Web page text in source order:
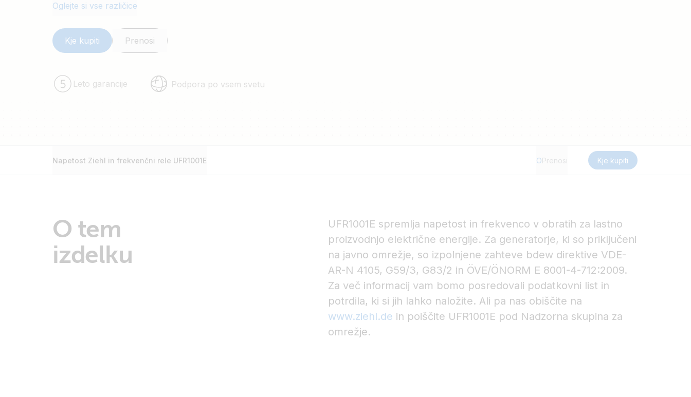
Oglejte si vse različice
Kje kupiti Prenosi
Leto garancije Podpora po vsem svetu
Napetost Ziehl in frekvenčni rele UFR1001E OPrenosi Kje kupiti
O tem
izdelku
UFR1001E spremlja napetost in frekvenco v obratih za lastno
proizvodnjo električne energije. Za generatorje, ki so priključeni
na javno omrežje, so izpolnjene zahteve bdew direktive VDE-
AR-N 4105, G59/3, G83/2 in ÖVE/ÖNORM E 8001-4-712:2009.
Za več informacij vam bomo posredovali podatkovni list in
potrdila, ki si jih lahko naložite. Ali pa nas obiščite na
www.ziehl.de in poiščite UFR1001E pod Nadzorna skupina za
omrežje.